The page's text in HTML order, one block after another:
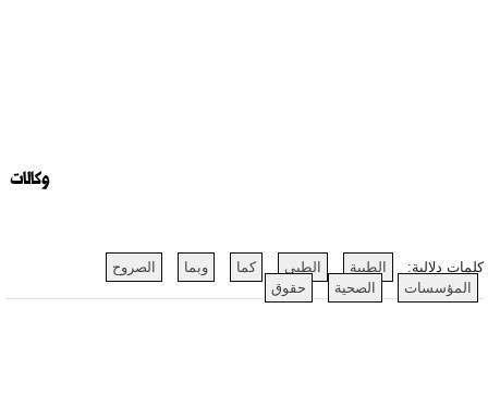
وكالات
كلمات دلالية: الطبية الطبي كما وبما
الصروح
المؤسسات
الصحية حقوق